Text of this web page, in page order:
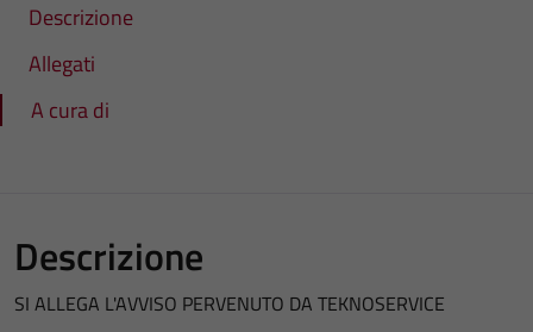
Descrizione
Allegati
A cura di
Descrizione
SI ALLEGA L'AVVISO PERVENUTO DA TEKNOSERVICE